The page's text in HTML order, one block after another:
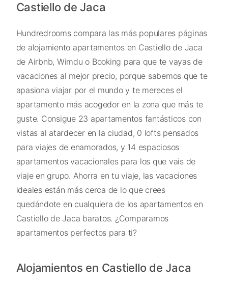
Castiello de Jaca
Hundredrooms compara las más populares páginas
de alojamiento apartamentos en Castiello de Jaca
de Airbnb, Wimdu o Booking para que te vayas de
vacaciones al mejor precio, porque sabemos que te
apasiona viajar por el mundo y te mereces el
apartamento más acogedor en la zona que más te
guste. Consigue 23 apartamentos fantásticos con
vistas al atardecer en la ciudad, 0 lofts pensados
para viajes de enamorados, y 14 espaciosos
apartamentos vacacionales para los que vais de
viaje en grupo. Ahorra en tu viaje, las vacaciones
ideales están más cerca de lo que crees
quedándote en cualquiera de los apartamentos en
Castiello de Jaca baratos. ¿Comparamos
apartamentos perfectos para ti?
Alojamientos en Castiello de Jaca